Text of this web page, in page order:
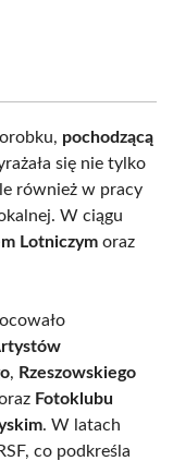
pochodzącą
się nie tylko
również w pracy
W ciągu
Lotniczym oraz
, Rzeszowskiego
Fotoklubu
. W latach
co podkreśla